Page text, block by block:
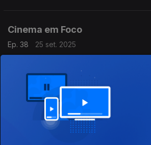
Cinema em Foco
Ep. 38
25 set. 2025
consistente festival de cinema dos
Cinema em Foco
18 set. 2025